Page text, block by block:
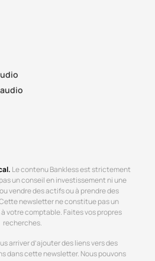
Le contenu Bankless est strictement
un conseil en investissement ni une
vendre des actifs ou à prendre des
newsletter ne constitue pas un
votre comptable. Faites vos propres
recherches.
arriver d’ajouter des liens vers des
dans cette newsletter. Nous pouvons